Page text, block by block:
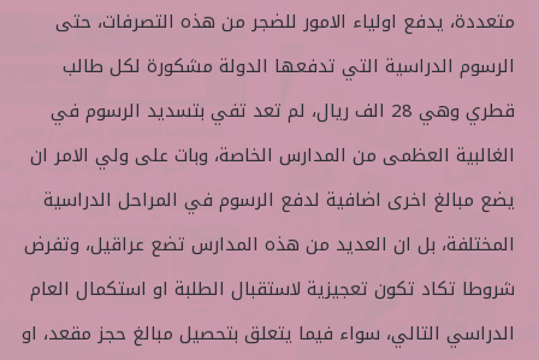
متعددة، يدفع اولياء الامور للضجر من هذه التصرفات، حتى
الرسوم الدراسية التي تدفعها الدولة مشكورة لكل طالب
قطري وهي 28 الف ريال، لم تعد تفي بتسديد الرسوم في
الغالبية العظمى من المدارس الخاصة، وبات على ولي الامر ان
يضع مبالغ اخرى اضافية لدفع الرسوم في المراحل الدراسية
المختلفة، بل ان العديد من هذه المدارس تضع عراقيل، وتفرض
شروطا تكاد تكون تعجيزية لاستقبال الطلبة او استكمال العام
الدراسي التالي، سواء فيما يتعلق بتحصيل مبالغ حجز مقعد، او